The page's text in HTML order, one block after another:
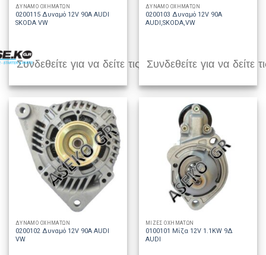
ΔΥΝΑΜΟ ΟΧΗΜΑΤΩΝ
0200115 Δυναμό 12V 90A AUDI
SKODA VW
Συνδεθείτε για να δείτε τις τιμές
ΔΥΝΑΜΟ ΟΧΗΜΑΤΩΝ
0200103 Δυναμό 12V 90A
AUDI,SKODA,VW
Συνδεθείτε για να δείτε
ΔΥΝΑΜΟ ΟΧΗΜΑΤΩΝ
0200102 Δυναμό 12V 90A AUDI
VW
ΜΙΖΕΣ ΟΧΗΜΑΤΩΝ
0100101 Μίζα 12V 1.1KW 9Δ
AUDI